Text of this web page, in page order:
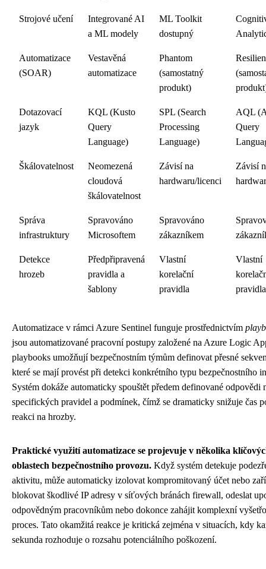
Strojové učení
Integrované AI
a ML modely
ML Toolkit
dostupný
Automatizace
(SOAR)
Vestavěná
automatizace
Phantom
(samostatný
produkt)
Dotazovací
jazyk
KQL (Kusto
Query
Language)
SPL (Search
Processing
Language)
AQL
Query
Škálovatelnost
Neomezená
cloudová
škálovatelnost
Závisí na
hardwaru/licenci
Závisí
Správa
infrastruktury
Spravováno
Microsoftem
Spravováno
zákazníkem
Detekce
hrozeb
Předpřipravená
pravidla a
šablony
Vlastní
korelační
pravidla
Vlastní
pravidla
Automatizace v rámci Azure Sentinel funguje prostřednictvím
jsou automatizované pracovní postupy založené na Azure Logic
playbooks umožňují bezpečnostním týmům definovat přesné
které se mají provést při detekci konkrétního typu bezpečnostního
Systém dokáže automaticky spouštět předem definované odpovědi
specifických pravidel a podmínek, čímž se dramaticky snižuje čas
reakci na hrozby.
Praktické využití automatizace se projevuje v několika
oblastech bezpečnostního provozu. Když systém detekuje
aktivitu, může automaticky izolovat kompromitovaný účet nebo
blokovat škodlivé IP adresy v síťových bránách firewall, odeslat
odpovědným pracovníkům nebo dokonce zahájit komplexní
proces. Tato okamžitá reakce je kritická zejména v situacích, kdy
sekunda rozhoduje o rozsahu potenciálního poškození.